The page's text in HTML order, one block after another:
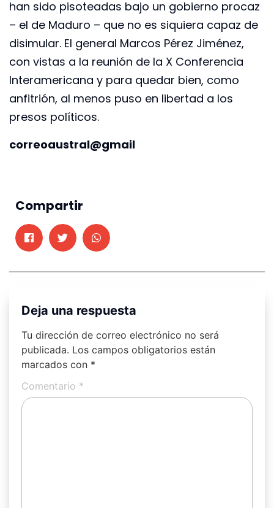
han sido pisoteadas bajo un gobierno procaz
– el de Maduro – que no es siquiera capaz de
disimular. El general Marcos Pérez Jiménez,
con vistas a la reunión de la X Conferencia
Interamericana y para quedar bien, como
anfitrión, al menos puso en libertad a los
presos políticos.
correoaustral@gmail
Compartir
Deja una respuesta
Tu dirección de correo electrónico no será
publicada. Los campos obligatorios están
marcados con *
Comentario *